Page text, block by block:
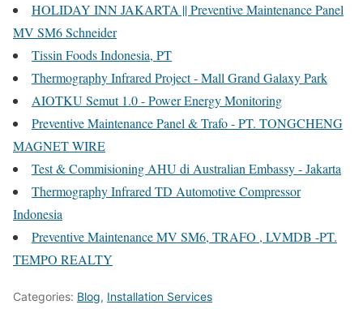
HOLIDAY INN JAKARTA || Preventive Maintenance Panel
MV SM6 Schneider
Tissin Foods Indonesia, PT
Thermography Infrared Project - Mall Grand Galaxy Park
AIOTKU Semut 1.0 - Power Energy Monitoring
Preventive Maintenance Panel & Trafo - PT. TONGCHENG
MAGNET WIRE
Test & Commisioning AHU di Australian Embassy - Jakarta
Thermography Infrared TD Automotive Compressor
Indonesia
Preventive Maintenance MV SM6, TRAFO , LVMDB -PT.
TEMPO REALTY
Categories: Blog, Installation Services